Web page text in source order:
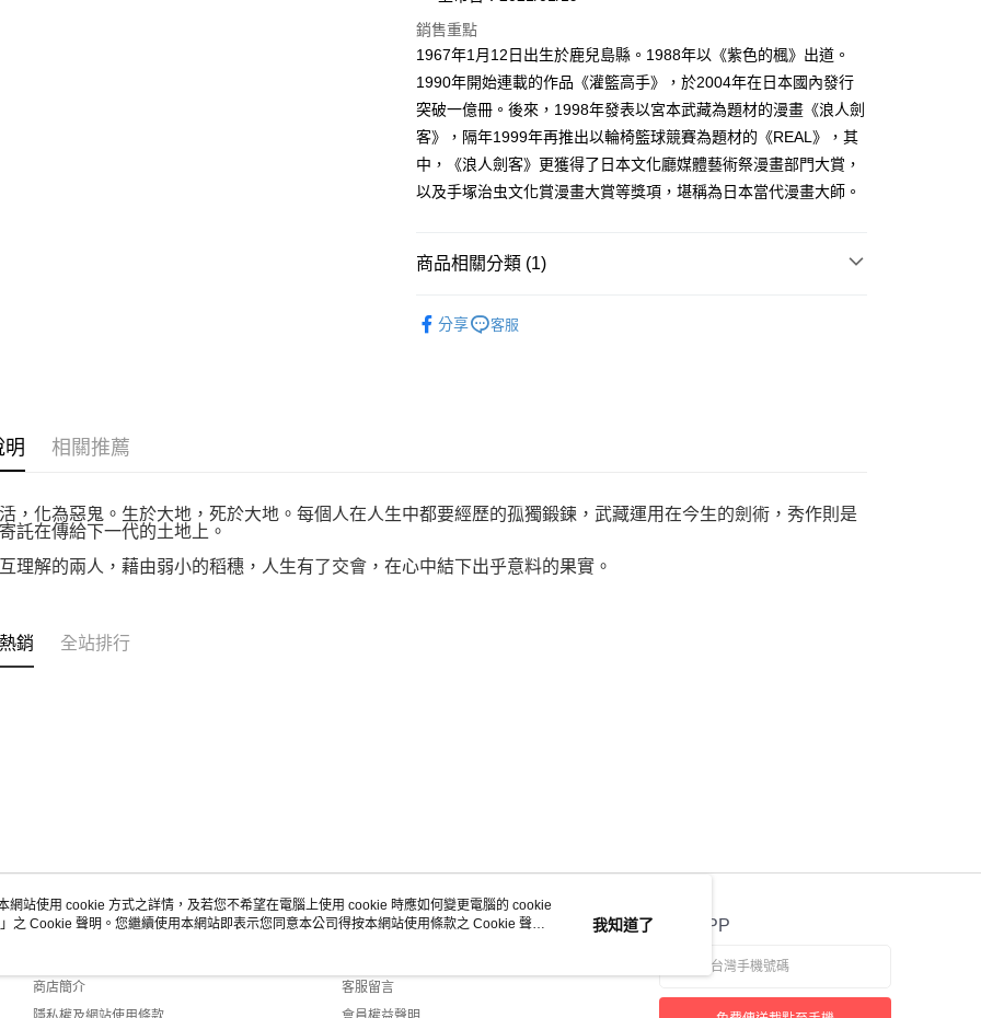
付」結帳頁面，進行簡訊認證並確認金額後，即可完成結帳。
２．訂單成立數日內，您將收到繳費通知簡訊。
３．收到繳費通知簡訊後14天內，點擊此簡訊中的連結，可透過四大超商
／ATM／網路銀行／等多元方式進行付款，方視為交易完成。
※ 請注意：結帳手續完成當下不需立刻繳費，但若您需要取消訂單，請聯
絡購買商品的店家。未經商家同意取消之訂單仍視為有效，需透過AFTEE
先享後付繳納相關費用。
※ 交易是否成功請以「AFTEE先享後付 」之結帳頁面顯示為準，若有關於
付客戶支援中心」https://netprotections.freshdesk.com/support/home
１．透過由恩沛科技股份有限公司提供之「AFTEE先享後付」服務完成之
２．關於個人資料處理事宜，請瀏覽以下網址：
https://aftee.tw/terms/#terms3
動。
付款後全家取貨
每筆NT$80，滿NT$500(含以上)免運費
萊爾富取貨付款
每筆NT$80，滿NT$500(含以上)免運費
付款後萊爾富取貨
7-11取貨付款
付款後7-11取貨
銷售重點
1967年1月12日出生於鹿兒島縣。1988年以《紫色的楓》出道。
1990年開始連載的作品《灌籃高手》，於2004年在日本國內發行
突破一億冊。後來，1998年發表以宮本武藏為題材的漫畫《浪人劍
客》，隔年1999年再推出以輪椅籃球競賽為題材的《REAL》，其
中，《浪人劍客》更獲得了日本文化廳媒體藝術祭漫畫部門大賞，
以及手塚治虫文化賞漫畫大賞等獎項，堪稱為日本當代漫畫大師。
商品相關分類 (1)
分享
客服
明 相關推薦
，化為惡鬼。生於大地，死於大地。每個人在人生中都要經歷的孤獨鍛鍊，武藏運用在今生的劍術，秀作則是
託在傳給下一代的土地上。
理解的兩人，藉由弱小的稻穗，人生有了交會，在心中結下出乎意料的果實。
銷 全站排行
關於我們
商店簡介
客服資訊
客服留言
官方APP
網站使用 cookie 方式之詳情，及若您不希望在電腦上使用 cookie 時應如何變更電腦的 cookie
」之 Cookie 聲明。您繼續使用本網站即表示您同意本公司得按本網站使用條款之 Cookie 聲明
我知道了